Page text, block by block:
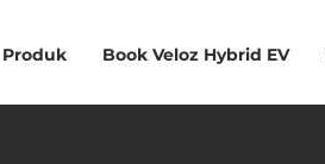
Produk Book Veloz Hybrid EV